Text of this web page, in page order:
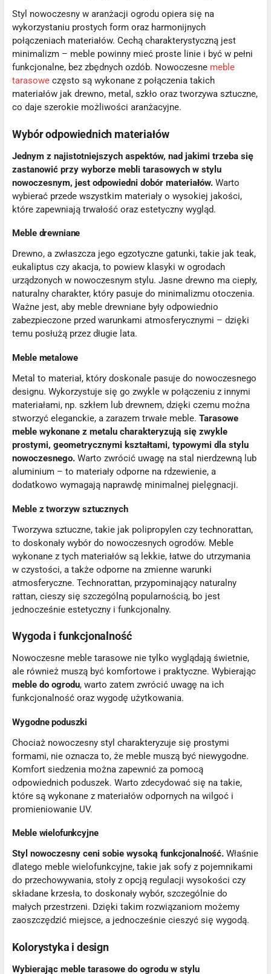
Styl nowoczesny w aranżacji ogrodu opiera się na
wykorzystaniu prostych form oraz harmonijnych
połączeniach materiałów. Cechą charakterystyczną jest
minimalizm – meble powinny mieć proste linie i być w pełni
funkcjonalne, bez zbędnych ozdób. Nowoczesne meble
tarasowe często są wykonane z połączenia takich
materiałów jak drewno, metal, szkło oraz tworzywa sztuczne,
co daje szerokie możliwości aranżacyjne.
Wybór odpowiednich materiałów
Jednym z najistotniejszych aspektów, nad jakimi trzeba się
zastanowić przy wyborze mebli tarasowych w stylu
nowoczesnym, jest odpowiedni dobór materiałów. Warto
wybierać przede wszystkim materiały o wysokiej jakości,
które zapewniają trwałość oraz estetyczny wygląd.
Meble drewniane
Drewno, a zwłaszcza jego egzotyczne gatunki, takie jak teak,
eukaliptus czy akacja, to powiew klasyki w ogrodach
urządzonych w nowoczesnym stylu. Jasne drewno ma ciepły,
naturalny charakter, który pasuje do minimalizmu otoczenia.
Ważne jest, aby meble drewniane były odpowiednio
zabezpieczone przed warunkami atmosferycznymi – dzięki
temu posłużą przez długie lata.
Meble metalowe
Metal to materiał, który doskonale pasuje do nowoczesnego
designu. Wykorzystuje się go zwykle w połączeniu z innymi
materiałami, np. szkłem lub drewnem, dzięki czemu można
stworzyć eleganckie, a zarazem trwałe meble.Tarasowe
meble wykonane z metalu charakteryzują się zwykle
prostymi, geometrycznymi kształtami, typowymi dla stylu
nowoczesnego. Warto zwrócić uwagę na stal nierdzewną lub
aluminium – to materiały odporne na rdzewienie, a
dodatkowo wymagają naprawdę minimalnej pielęgnacji.
Meble z tworzyw sztucznych
Tworzywa sztuczne, takie jak polipropylen czy technorattan,
to doskonały wybór do nowoczesnych ogrodów. Meble
wykonane z tych materiałów są lekkie, łatwe do utrzymania
w czystości, a także odporne na zmienne warunki
atmosferyczne. Technorattan, przypominający naturalny
rattan, cieszy się szczególną popularnością, bo jest
jednocześnie estetyczny i funkcjonalny.
Wygoda i funkcjonalność
Nowoczesne meble tarasowe nie tylko wyglądają świetnie,
ale również muszą być komfortowe i praktyczne. Wybierając
meble do ogrodu, warto zatem zwrócić uwagę na ich
funkcjonalność oraz wygodę użytkowania.
Wygodne poduszki
Chociaż nowoczesny styl charakteryzuje się prostymi
formami, nie oznacza to, że meble muszą być niewygodne.
Komfort siedzenia można zapewnić za pomocą
odpowiednich poduszek. Warto zdecydować się na takie,
które są wykonane z materiałów odpornych na wilgoć i
promieniowanie UV.
Meble wielofunkcyjne
Styl nowoczesny ceni sobie wysoką funkcjonalność.Właśnie
dlatego meble wielofunkcyjne, takie jak sofy z pojemnikami
do przechowywania, stoły z opcją regulacji wysokości czy
składane krzesła, to doskonały wybór, szczególnie do
małych przestrzeni. Dzięki takim rozwiązaniom możemy
zaoszczędzić miejsce, a jednocześnie cieszyć się wygodą.
Kolorystyka i design
Wybierając meble tarasowe do ogrodu w stylu